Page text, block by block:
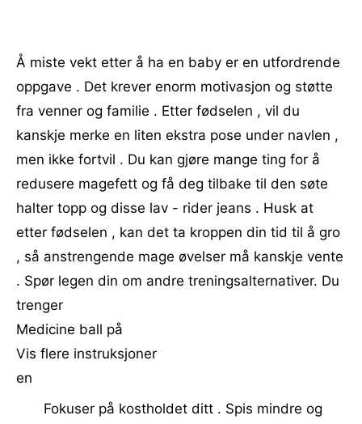
Å miste vekt etter å ha en baby er en utfordrende
oppgave . Det krever enorm motivasjon og støtte
fra venner og familie . Etter fødselen , vil du
kanskje merke en liten ekstra pose under navlen ,
men ikke fortvil . Du kan gjøre mange ting for å
redusere magefett og få deg tilbake til den søte
halter topp og disse lav - rider jeans . Husk at
etter fødselen , kan det ta kroppen din tid til å gro
, så anstrengende mage øvelser må kanskje vente
. Spør legen din om andre treningsalternativer. Du
trenger
Medicine ball på
Vis flere instruksjoner
en
Fokuser på kostholdet ditt . Spis mindre og